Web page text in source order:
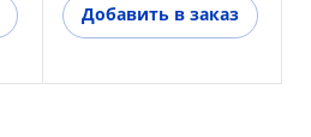
Добавить в заказ